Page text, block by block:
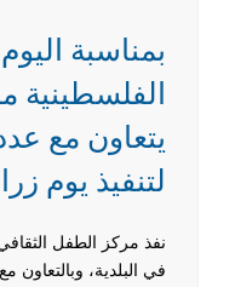
بمناسبة
الفلسطينية
يتعاون مع
لتنفيذ يوم
نفذ مركز الطفل
في البلدية، وبالتعاون